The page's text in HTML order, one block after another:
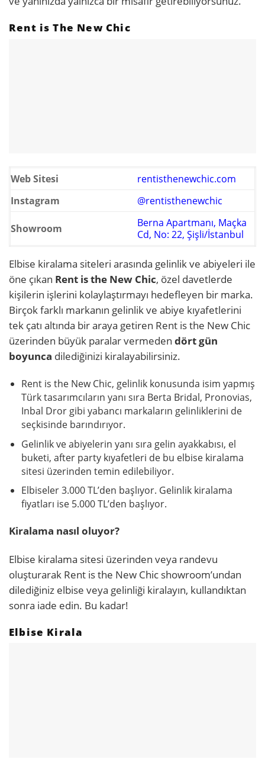
Rent is The New Chic
Web Sitesi
rentisthenewchic.com
Instagram
@rentisthenewchic
Showroom
Berna Apartmanı, Maçka
Cd, No: 22, Şişli/İstanbul
Elbise kiralama siteleri arasında gelinlik ve abiyeleri ile
öne çıkan Rent is the New Chic, özel davetlerde
kişilerin işlerini kolaylaştırmayı hedefleyen bir marka.
Birçok farklı markanın gelinlik ve abiye kıyafetlerini
tek çatı altında bir araya getiren Rent is the New Chic
üzerinden büyük paralar vermeden dört gün
boyunca dilediğinizi kiralayabilirsiniz.
Rent is the New Chic, gelinlik konusunda isim yapmış
Türk tasarımcıların yanı sıra Berta Bridal, Pronovias,
Inbal Dror gibi yabancı markaların gelinliklerini de
seçkisinde barındırıyor.
Gelinlik ve abiyelerin yanı sıra gelin ayakkabısı, el
buketi, after party kıyafetleri de bu elbise kiralama
sitesi üzerinden temin edilebiliyor.
Elbiseler 3.000 TL’den başlıyor. Gelinlik kiralama
fiyatları ise 5.000 TL’den başlıyor.
Kiralama nasıl oluyor?
Elbise kiralama sitesi üzerinden veya randevu
oluşturarak Rent is the New Chic showroom’undan
dilediğiniz elbise veya gelinliği kiralayın, kullandıktan
sonra iade edin. Bu kadar!
Elbise Kirala